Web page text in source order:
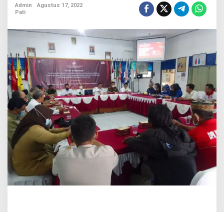
Pemilu
Admin
Agustus 17, 2022
Pati